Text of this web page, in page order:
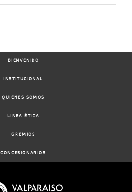
BIENVENIDO
INSTITUCIONAL
QUIENES SOMOS
LINEA ÉTICA
GREMIOS
CONCESIONARIOS